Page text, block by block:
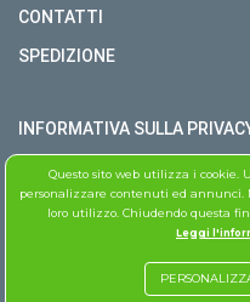
CONTATTI
SPEDIZIONE
INFORMATIVA SULLA
COPYRIGHT © BIERRE
TUTTI I DIRITTI RISERVATI
ASSISTENZA FOLLETTO
Questo sito web utilizza i cookie.
personalizzare contenuti ed
loro utilizzo. Chiudendo questa
Leggi